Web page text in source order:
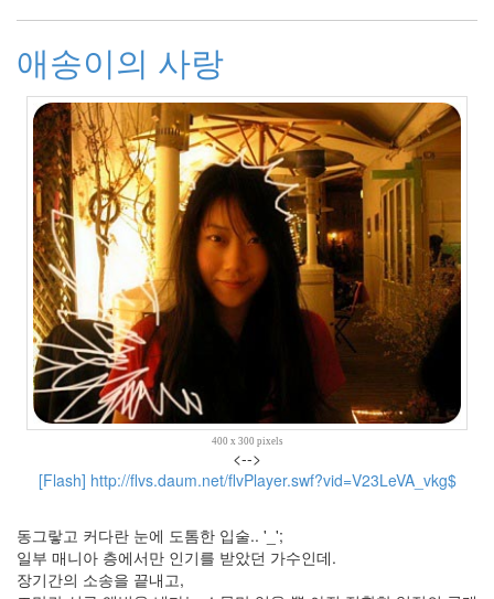
애송이의 사랑
400 x 300 pixels
<-->
[Flash] http://flvs.daum.net/flvPlayer.swf?vid=V23LeVA_vkg$
동그랗고 커다란 눈에 도톰한 입술.. '_';
일부 매니아 층에서만 인기를 받았던 가수인데.
장기간의 소송을 끝내고,
네
습
관
4
쫄
랑
이
똥
글
이
15
차
차
망
토
7
봉
자
생
봉
1
추
억